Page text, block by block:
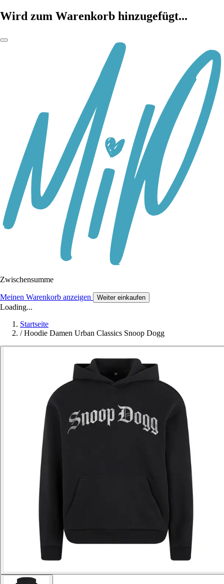
Wird zum Warenkorb hinzugefügt...
Zwischensumme
Meinen Warenkorb anzeigen Weiter einkaufen
Loading...
Startseite
/ Hoodie Damen Urban Classics Snoop Dogg